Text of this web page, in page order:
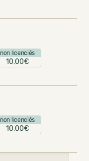
non licenciés
10,00€
non licenciés
10,00€